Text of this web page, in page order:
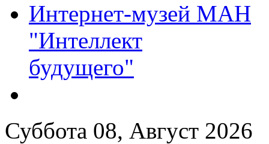
Интернет-музей МАН
"Интеллект
будущего"
Суббота 08, Август 2026